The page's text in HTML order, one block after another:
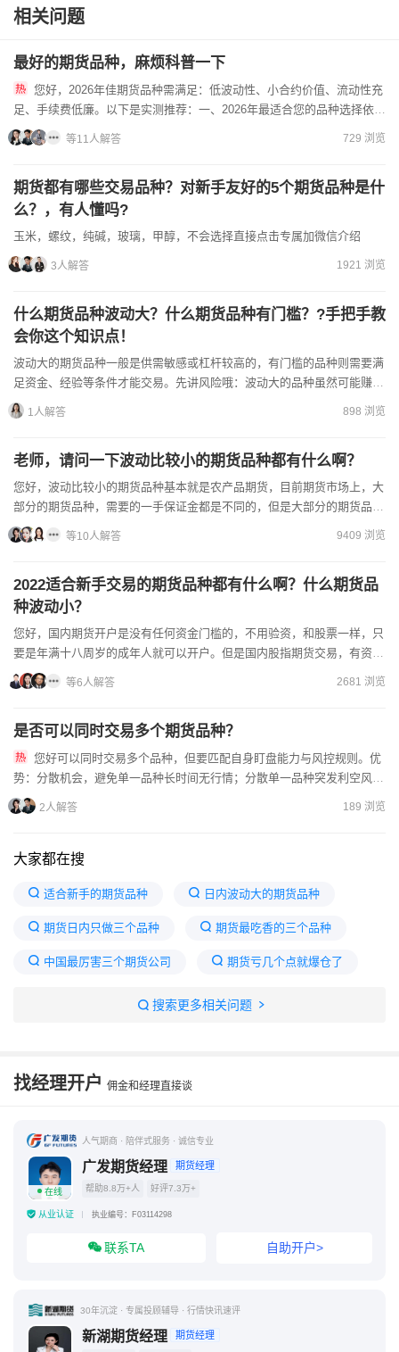
相关问题
最好的期货品种，麻烦科普一下
足、手续费低廉‌。以下是实测推荐：一、‌2026年最适合您的品种‌选择依
据‌：玉米/粳米‌保证金仅10%‌（您2万本金...
等11人解答 729 浏览
期货都有哪些交易品种？对新手友好的5个期货品种是什
么？，有人懂吗?
玉米，螺纹，纯碱，玻璃，甲醇，不会选择直接点击专属加微信介绍
3人解答 1921 浏览
什么期货品种波动大？什么期货品种有门槛？?手把手教
会你这个知识点！
波动大的期货品种一般是供需敏感或杠杆较高的，有门槛的品种则需要满
足资金、经验等条件才能交易。先讲风险哦：波动大的品种虽然可能赚得
多，但亏起来也快，新手要特别谨慎；有门槛的品种是监管为了...
1人解答 898 浏览
老师，请问一下波动比较小的期货品种都有什么啊？
您好，波动比较小的期货品种基本就是农产品期货，目前期货市场上，大
部分的期货品种，需要的一手保证金都是不同的，但是大部分的期货品种
2万元以下的资金都可以买卖。不妨可以选择我之前...
等10人解答 9409 浏览
2022适合新手交易的期货品种都有什么啊？什么期货品
种波动小？
您好，国内期货开户是没有任何资金门槛的，不用验资，和股票一样，只
要是年满十八周岁的成年人就可以开户。但是国内股指期货交易，有资金
要求，需要50万放在商品期货账户5个交易日之后...
等6人解答 2681 浏览
是否可以同时交易多个期货品种？
势：分散机会，避免单一品种长时间无行情；分散单一品种突发利空风
险。风险点：同时盯多个品种容易精力分散，来不及执行止损；过多持...
2人解答 189 浏览
大家都在搜
适合新手的期货品种 日内波动大的期货品种
期货日内只做三个品种 期货最吃香的三个品种
中国最厉害三个期货公司 期货亏几个点就爆仓了
期货高手最爱的品种
搜索更多相关问题
找经理开户 佣金和经理直接谈
人气期商 · 陪伴式服务 · 诚信专业
在线
广发期货经理 期货经理
帮助8.8万+人 好评7.3万+
从业认证 执业编号：F03114298
联系TA 自助开户>
30年沉淀 · 专属投顾辅导 · 行情快讯速评
新湖期货经理 期货经理